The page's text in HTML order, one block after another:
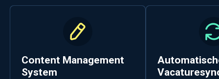
Content Management
System